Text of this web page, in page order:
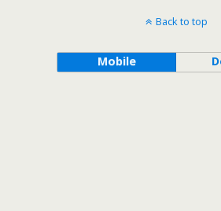
Back to top
Mobile